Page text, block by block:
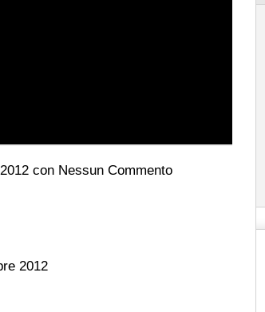
con Nessun Commento
2012